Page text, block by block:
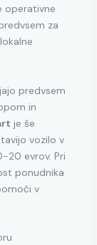
operativne
za
predvsem
in
je še
vozilo v
20 evrov. Pri
ponudnika
v